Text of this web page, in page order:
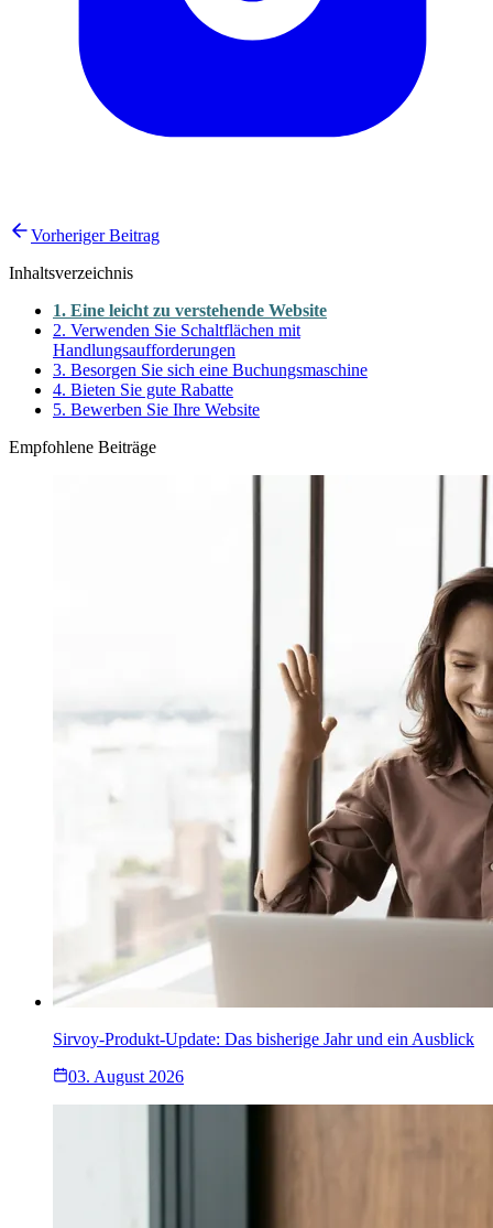
Vorheriger Beitrag
Inhaltsverzeichnis
1. Eine leicht zu verstehende Website
2. Verwenden Sie Schaltflächen mit
Handlungsaufforderungen
3. Besorgen Sie sich eine Buchungsmaschine
4. Bieten Sie gute Rabatte
5. Bewerben Sie Ihre Website
Empfohlene Beiträge
Sirvoy-Produkt-Update: Das bisherige Jahr und ein Ausblick
03. August 2026